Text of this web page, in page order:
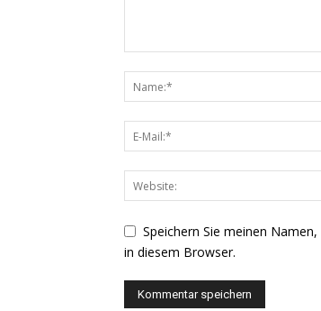
Speichern Sie meinen
in diesem Browser.